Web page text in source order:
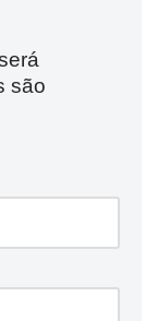
são